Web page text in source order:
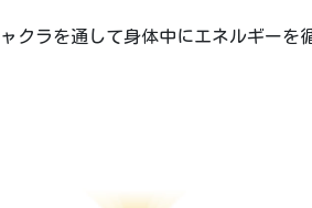
クラを通して身体中にエネルギーを